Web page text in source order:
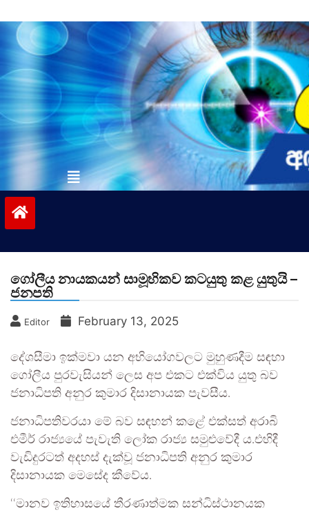
to
contentvinivida.lk
ගෝලීය නායකයන් සාමූහිකව කටයුතු කළ යුතුයි –
ජනපති
Editor February 13, 2025
දේශසීමා ඉක්මවා යන අභියෝගවලට මුහුණදීම සඳහා
ගෝලීය පුරවැසියන් ලෙස අප එකට එක්විය යුතු බව
ජනාධිපති අනුර කුමාර දිසානායක පැවසීය.
ජනාධිපතිවරයා මේ බව සඳහන් කළේ එක්සත් අරාබි
එමීර් රාජ්‍යයේ පැවැති ලෝක රාජ්‍ය සමුළුවේදී ය.එහිදී
වැඩිදුරටත් අදහස් දැක්වූ ජනාධිපති අනුර කුමාර
දිසානායක මෙසේද කීවේය.
‘‘මානව ඉතිහාසයේ තීරණාත්මක සන්ධිස්ථානයක